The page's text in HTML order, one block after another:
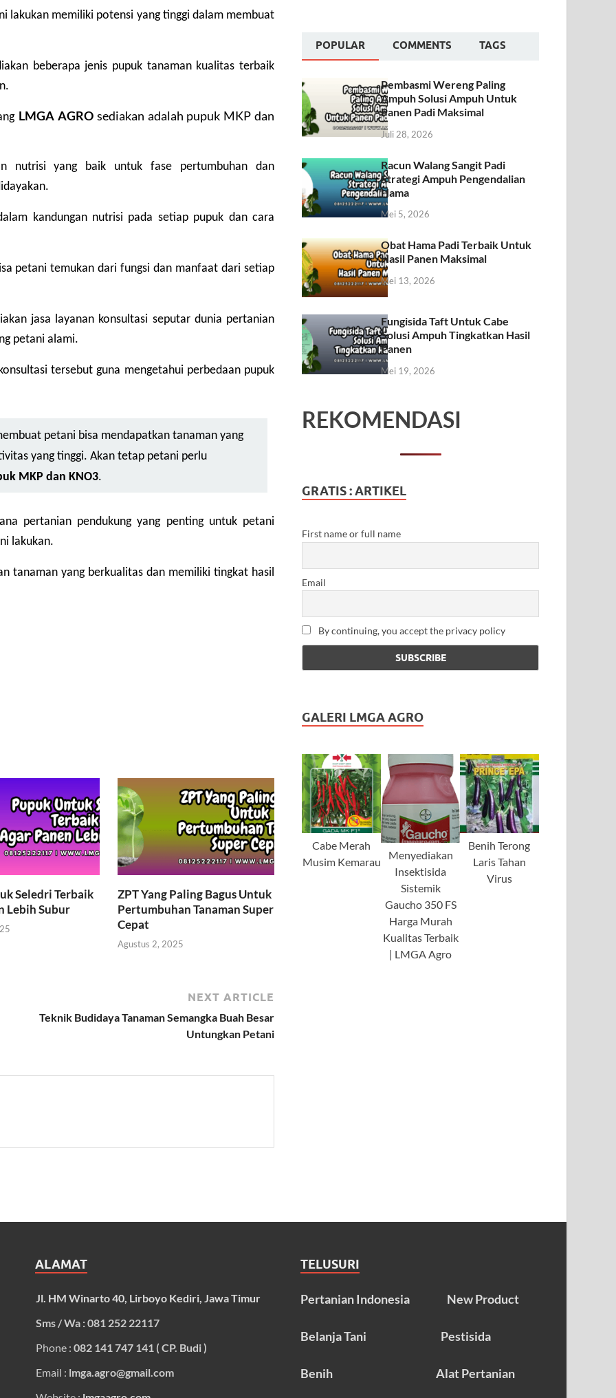
lakukan memiliki potensi yang tinggi dalam membuat
beberapa jenis pupuk tanaman kualitas terbaik
LMGA AGRO sediakan adalah pupuk MKP dan
nutrisi yang baik untuk fase pertumbuhan dan
kandungan nutrisi pada setiap pupuk dan cara
petani temukan dari fungsi dan manfaat dari setiap
jasa layanan konsultasi seputar dunia pertanian
petani alami.
tersebut guna mengetahui perbedaan pupuk
petani bisa mendapatkan tanaman yang
yang tinggi. Akan tetap petani perlu
MKP dan KNO3.
pertanian pendukung yang penting untuk petani
lakukan.
tanaman yang berkualitas dan memiliki tingkat hasil
Seledri Terbaik
Lebih Subur
ZPT Yang Paling Bagus Untuk
Pertumbuhan Tanaman Super
Cepat
Agustus 2, 2025
NEXT ARTICLE
Teknik Budidaya Tanaman Semangka Buah Besar
Untungkan Petani
POPULAR COMMENTS TAGS
Pembasmi Wereng Paling
Ampuh Solusi Ampuh Untuk
Panen Padi Maksimal
Juli 28, 2026
Racun Walang Sangit Padi
Strategi Ampuh Pengendalian
Hama
Mei 5, 2026
Obat Hama Padi Terbaik Untuk
Hasil Panen Maksimal
Mei 13, 2026
Fungisida Taft Untuk Cabe
Solusi Ampuh Tingkatkan Hasil
Panen
Mei 19, 2026
REKOMENDASI
GRATIS : ARTIKEL
First name or full name
Email
By continuing, you accept the privacy policy
GALERI LMGA AGRO
Cabe Merah
Musim Kemarau
Menyediakan
Insektisida
Sistemik
Gaucho 350 FS
Harga Murah
Kualitas Terbaik
| LMGA Agro
Benih Terong
Laris Tahan
Virus
ALAMAT
Jl. HM Winarto 40, Lirboyo Kediri, Jawa Timur
Sms / Wa : 081 252 22117
Phone : 082 141 747 141 ( CP. Budi )
Email : lmga.agro@gmail.com
TELUSURI
Pertanian Indonesia New Product
Belanja Tani Pestisida
Benih Alat Pertanian